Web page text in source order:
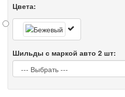
Цвета:
Шильды с маркой авто 2 шт: